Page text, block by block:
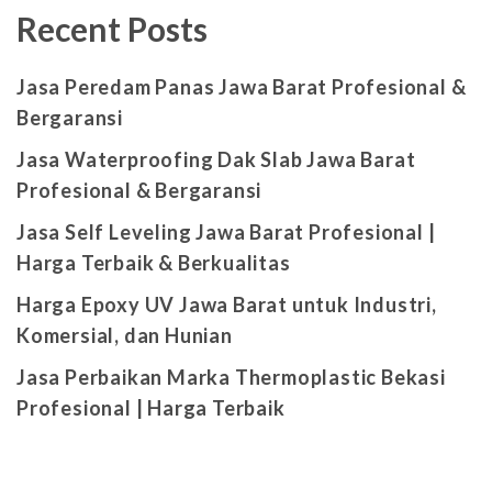
Recent Posts
Jasa Peredam Panas Jawa Barat Profesional &
Bergaransi
Jasa Waterproofing Dak Slab Jawa Barat
Profesional & Bergaransi
Jasa Self Leveling Jawa Barat Profesional |
Harga Terbaik & Berkualitas
Harga Epoxy UV Jawa Barat untuk Industri,
Komersial, dan Hunian
Jasa Perbaikan Marka Thermoplastic Bekasi
Profesional | Harga Terbaik